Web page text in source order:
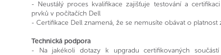
- Neustálý proces kvalifikace zajišťuje testování a
prvků v počítačích Dell
- Certifikace Dell znamená, že se nemusíte obávat o platnost
Technická podpora
- Na jakékoli dotazy k upgradu certifikovaných